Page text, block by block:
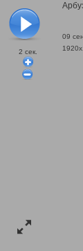
2 сек.
09